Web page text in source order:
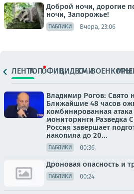
Доброй ночи, дорогие
ночи, Запорожье!
ПАБЛИКИ Вчера, 23:06
ЛЕНТАТОПОФИЦ.ВИДЕОСМИВОЕНКОРЫ
Владимир Рогов: Свято
Ближайшие 48 часов
комбинированная
мониторинги Разведка
Россия завершает
накопила до 20...
ПАБЛИКИ 00:36
Дроновая опасность и
ПАБЛИКИ 00:24